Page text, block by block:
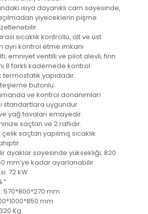
ısıya dayanıklı cam sayesinde,
açılmadan yiyeceklerin pişme
sıcaklık kontrollü, alt ve üst
ayrı kontrol etme imkanı
emniyet ventilli ve pilot alevli, fırın
8 farklı kademede kontrol
yapıdadır.
butonlu
ve kontrol donanımları
standartlara uygundur.
ve yağ tavaları emayedir.
saçtan ve 2 raflıdır.
saçtan yapılmış sıcaklık
ayaklar sayesinde yüksekliği; 820
mm’ye kadar ayarlanabilir.
72 kW
“
570*800*270 mm
mm
Kg